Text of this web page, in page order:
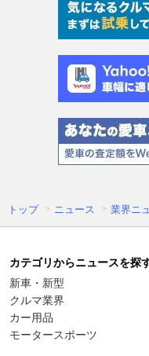
トップ ニュース 業界ニ
カテゴリからニュースを探
新車・新型
クルマ業界
カー用品
モータースポーツ